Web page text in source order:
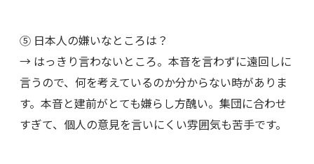
⑤ 日本人の嫌いなところは？
→ はっきり言わないところ。本音を言わずに遠回しに
言うので、何を考えているのか分からない時がありま
す。本音と建前がとても嫌らし方醜い。集団に合わせ
すぎて、個人の意見を言いにくい雰囲気も苦手です。